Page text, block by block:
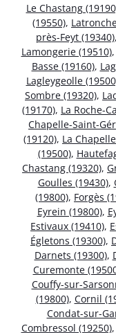
Le Chastang
(19550),
près-Feyt (19340),
Lamongerie (19510),
Basse (19160),
Lagleygeolle
Sombre (19320),
(19170), La Roche-
Chapelle-Saint-
(19120), La
(19500),
Chastang (19320),
Goulles (19430),
(19800), Forgès
Eyrein (19800),
Estivaux (19410),
Égletons (19300),
Darnets (19300),
Curemonte
Couffy-sur-
(19800), Cornil
Condat-sur-
Combressol (19250),